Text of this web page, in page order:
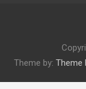
Theme by: Theme